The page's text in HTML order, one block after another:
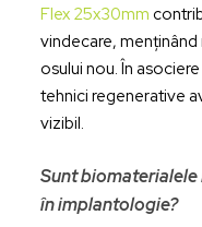
Flex 25x30mm
vindecare,
osului nou. În
tehnici regenerative
vizibil.
Sunt
în implantologie?